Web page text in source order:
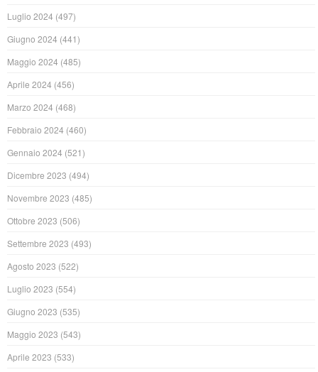
Luglio 2024 (497)
Giugno 2024 (441)
Maggio 2024 (485)
Aprile 2024 (456)
Marzo 2024 (468)
Febbraio 2024 (460)
Gennaio 2024 (521)
Dicembre 2023 (494)
Novembre 2023 (485)
Ottobre 2023 (506)
Settembre 2023 (493)
Agosto 2023 (522)
Luglio 2023 (554)
Giugno 2023 (535)
Maggio 2023 (543)
Aprile 2023 (533)